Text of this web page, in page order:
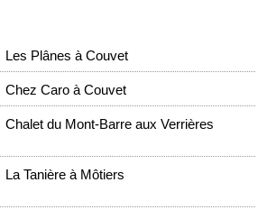
Les Plânes à Couvet
Chez Caro à Couvet
Chalet du Mont-Barre aux Verrières
La Tanière à Môtiers